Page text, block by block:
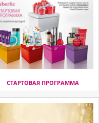
СТАРТОВАЯ ПРОГРАММА